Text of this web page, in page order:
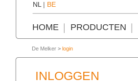
NL | BE
HOME PRODUCTEN
De Melker > login
INLOGGEN